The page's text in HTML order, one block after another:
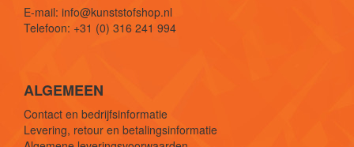
E-mail: info@kunststofshop.nl
Telefoon: +31 (0) 316 241 994
ALGEMEEN
Contact en bedrijfsinformatie
Levering, retour en betalingsinformatie